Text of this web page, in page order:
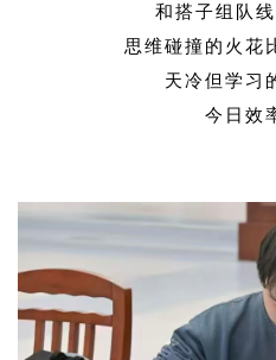
和搭子组队
思维碰撞的火花
天冷但学习
今日效